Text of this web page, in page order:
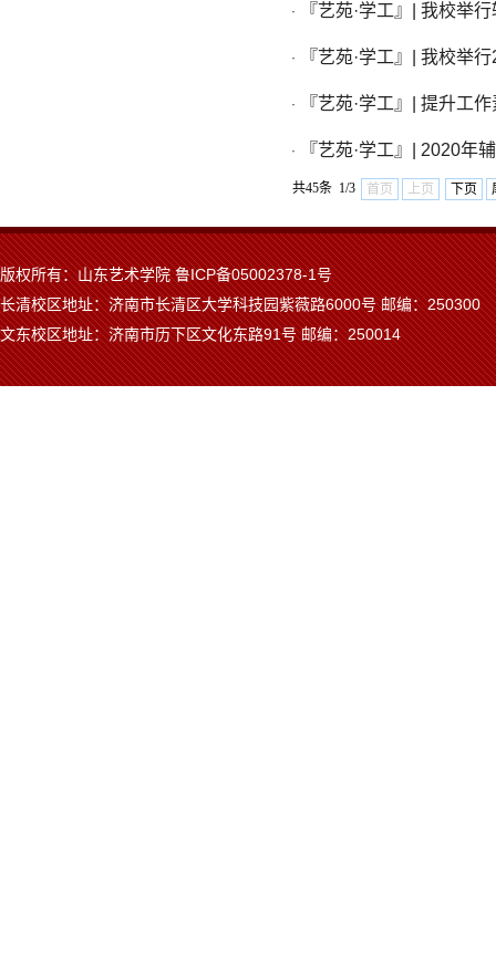
· 『艺苑·学工』| 我校举
· 『艺苑·学工』| 我校举
· 『艺苑·学工』| 提升工
· 『艺苑·学工』| 2020年
共45条 1/3 首页 上页 下页
版权所有：山东艺术学院 鲁ICP备05002378-1号
长清校区地址：济南市长清区大学科技园紫薇路6000号 邮编：250300
文东校区地址：济南市历下区文化东路91号 邮编：250014